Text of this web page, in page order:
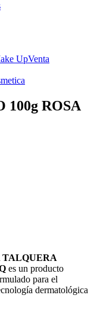
UpVenta
100g ROSA
TALQUERA
es un producto
para el
dermatológica